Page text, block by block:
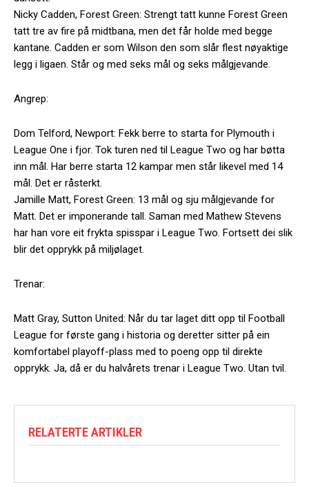
Nicky Cadden, Forest Green: Strengt tatt kunne Forest Green
tatt tre av fire på midtbana, men det får holde med begge
kantane. Cadden er som Wilson den som slår flest nøyaktige
legg i ligaen. Står og med seks mål og seks målgjevande.
Angrep:
Dom Telford, Newport: Fekk berre to starta for Plymouth i
League One i fjor. Tok turen ned til League Two og har bøtta
inn mål. Har berre starta 12 kampar men står likevel med 14
mål. Det er råsterkt.
Jamille Matt, Forest Green: 13 mål og sju målgjevande for
Matt. Det er imponerande tall. Saman med Mathew Stevens
har han vore eit frykta spisspar i League Two. Fortsett dei slik
blir det opprykk på miljølaget.
Trenar:
Matt Gray, Sutton United: Når du tar laget ditt opp til Football
League for første gang i historia og deretter sitter på ein
komfortabel playoff-plass med to poeng opp til direkte
opprykk. Ja, då er du halvårets trenar i League Two. Utan tvil.
RELATERTE ARTIKLER